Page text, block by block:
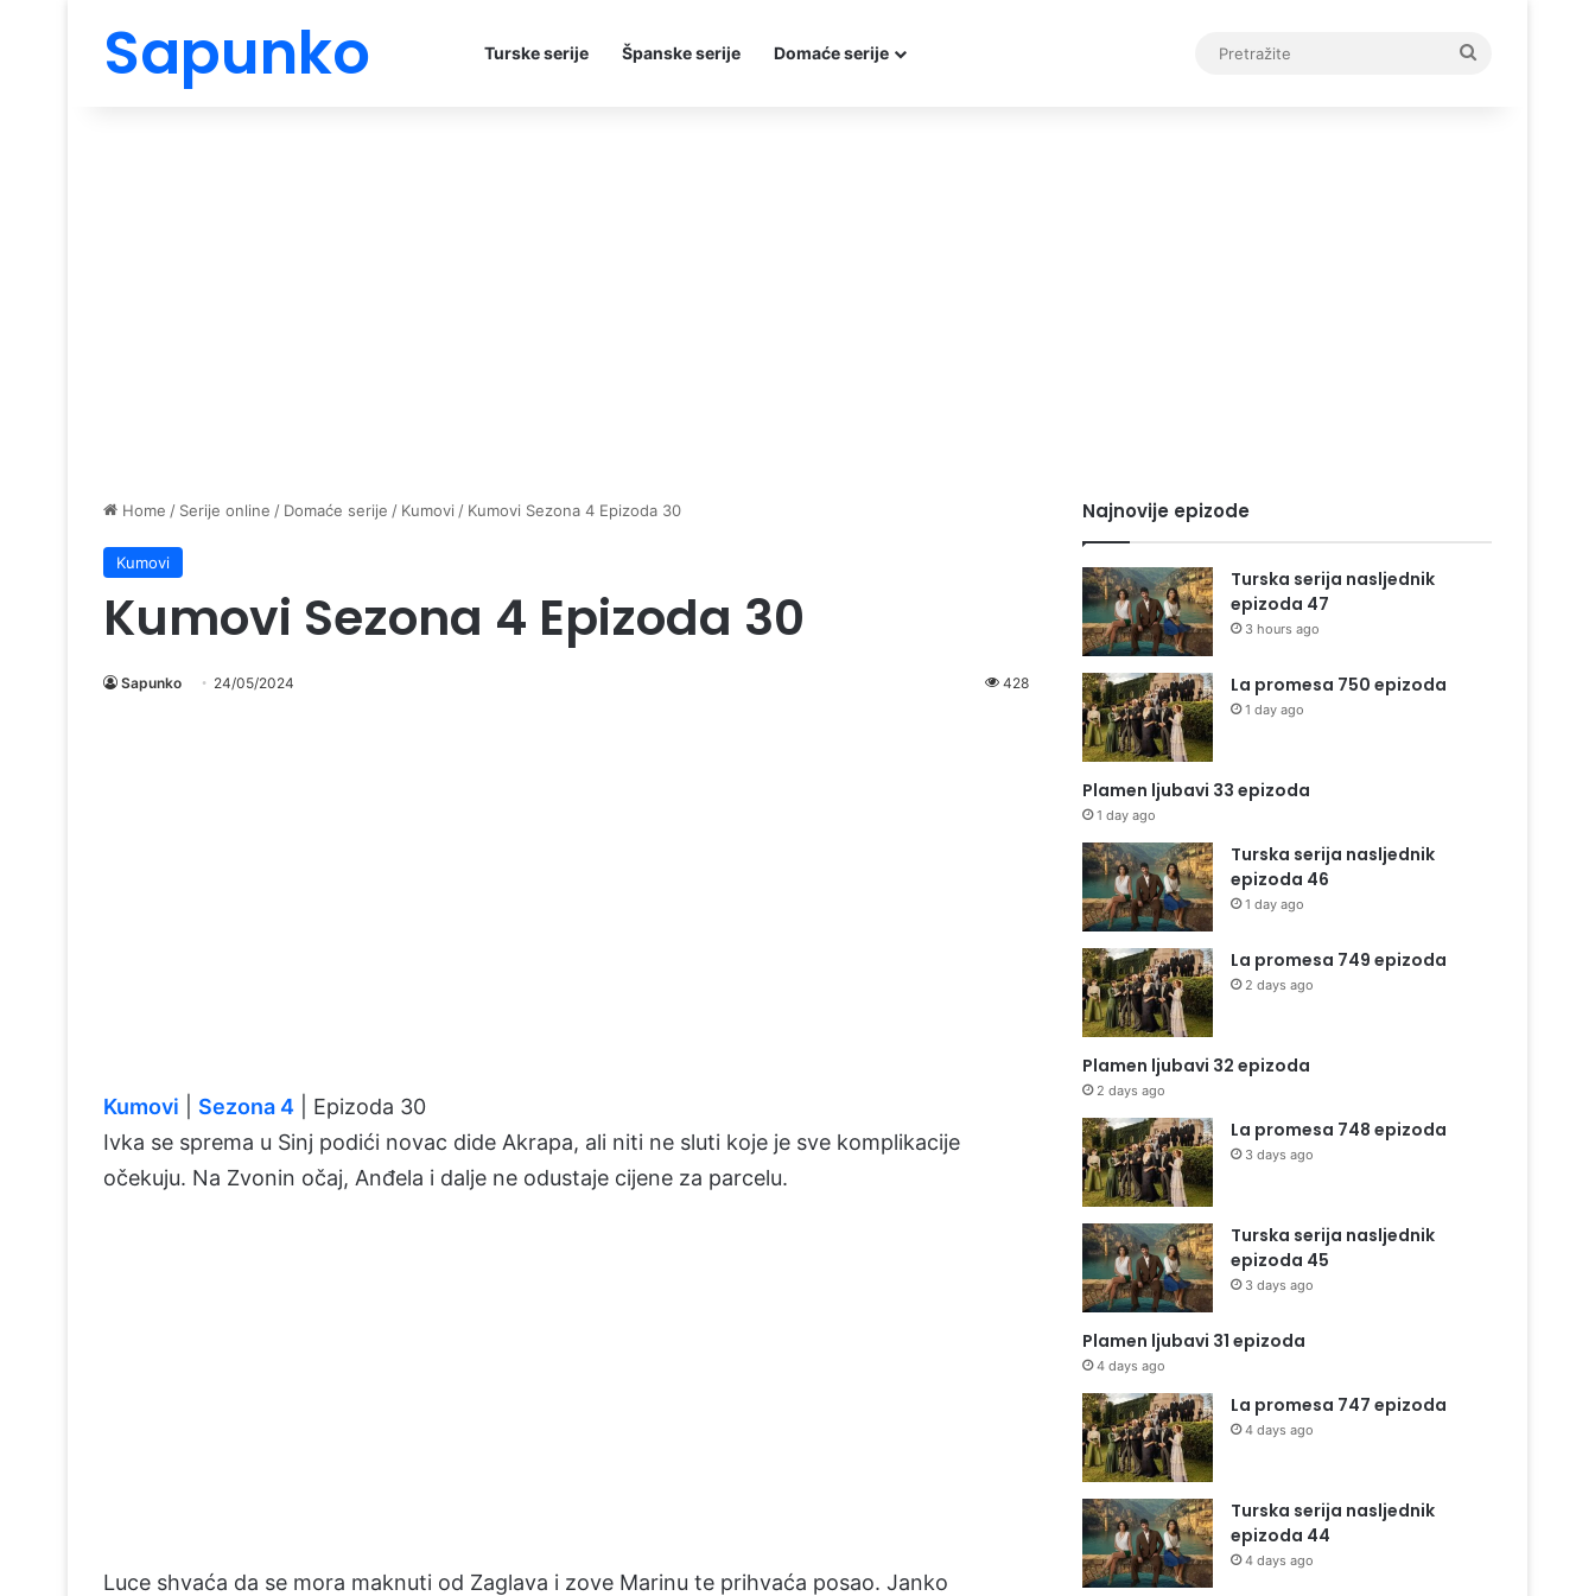
Sapunko Turske serije Španske serije Domaće serije
Home / Serije online / Domaće serije / Kumovi / Kumovi Sezona 4 Epizoda 30
Kumovi
Kumovi Sezona 4 Epizoda 30
Sapunko 24/05/2024 428
Kumovi Sezona 4 | Epizoda 30
Ivka se sprema u Sinj podići novac dide Akrapa, ali niti ne sluti koje je sve komplikacije
očekuju. Na Zvonin očaj, Anđela i dalje ne odustaje cijene za parcelu.
Luce shvaća da se mora maknuti od Zaglava i zove Marinu te prihvaća posao. Janko
Najnovije epizode
Turska serija nasljednik
epizoda 47
3 hours ago
La promesa 750 epizoda
1 day ago
Plamen ljubavi 33 epizoda
1 day ago
Turska serija nasljednik
epizoda 46
1 day ago
La promesa 749 epizoda
2 days ago
Plamen ljubavi 32 epizoda
2 days ago
La promesa 748 epizoda
3 days ago
Turska serija nasljednik
epizoda 45
3 days ago
Plamen ljubavi 31 epizoda
4 days ago
La promesa 747 epizoda
4 days ago
Turska serija nasljednik
epizoda 44
4 days ago